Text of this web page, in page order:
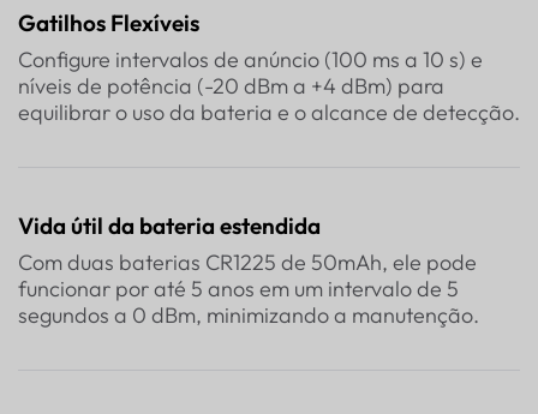
Gatilhos Flexíveis
Configure intervalos de anúncio (100 ms a 10 s) e
níveis de potência (-20 dBm a +4 dBm) para
equilibrar o uso da bateria e o alcance de detecção.
Vida útil da bateria estendida
Com duas baterias CR1225 de 50mAh, ele pode
funcionar por até 5 anos em um intervalo de 5
segundos a 0 dBm, minimizando a manutenção.